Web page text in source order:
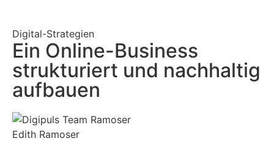
Digital-Strategien
Ein Online-Business
strukturiert und nachhaltig
aufbauen
Edith Ramoser